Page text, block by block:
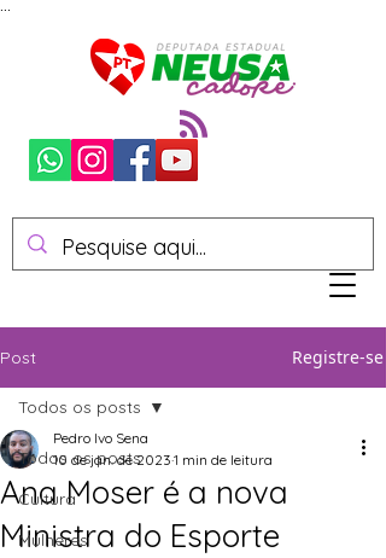
Post Registre-se
Todos os posts
Cultura
Mulheres
Todos os posts
Ana Moser é a nova
Ministra do Esporte
Pedro Ivo Sena
10 de jan. de 2023 1 min de leitura